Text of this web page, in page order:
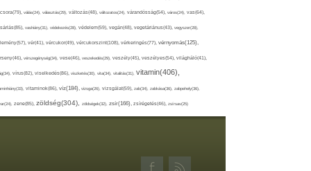
válás(24), választás(29), változás(48), változatos(24), várandósság(54), város(24), vas(64),
vashiány(31), védekezés(28), védelem(59), vegán(48), vegetáriánus(43), vegyszer(28),
vér(41), vércukor(49), vércukorszint(108), vérkeringés(77), vérnyomás(125),
vérszegénység(34), vese(46), veszekedés(29), veszély(45), veszélyes(54), világháló(41),
vírus(82), viselkedés(86), viszketés(30), vita(34), vitalitás(31), vitamin(406),
vitaminok(86), víz(184), vizsga(26), vizsgálat(59), zab(34), zabkása(36), zabpehely(36),
zene(85), zöldség(304), zöldségek(32), zsír(166), zsírégetés(46), zsírsav(25)